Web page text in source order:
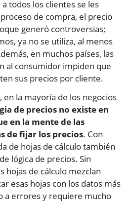
todos los clientes se les
de compra, el precio
generó controversias;
ya no se utiliza, al menos
en muchos países, las
al consumidor impiden que
sus precios por cliente.
la mayoría de los negocios
de precios no existe en
en la mente de las
de fijar los precios. Con
de hojas de cálculo también
lógica de precios. Sin
hojas de cálculo mezclan
esas hojas con los datos más
a errores y requiere mucho